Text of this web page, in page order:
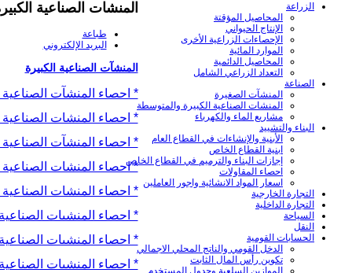
المنشات الصناعية
طباعة
البريد الإلكتروني
المنشآت الصناعية الكبيرة
* احصاء المنشآت الصناعية
* احصاء المنشات الصناعية
* احصاء المنشآت الصناعية
* احصاء المنشات الصناعية
* احصاء المنشات الصناعية
* احصاء المنشىات الصناعية
* احصاء المنشىات الصناعية
* احصاء المنشىات الصناعية
الزراعة
المحاصيل المؤقتة
الإنتاج الحيواني
الإحصاءات الزراعية الأخرى
الموارد المائية
المحاصيل الدائمية
التعداد الزراعي الشامل
الصناعة
المنشآت الصغيرة
المنشات الصناعية الكبيرة والمتوسطة
مشاريع الماء والكهرباء
البناء والتشييد
الأبنية والإنشاءات في القطاع العام
ابنية القطاع الخاص
إجازات البناء والترميم في القطاع الخاص
احصاء المقاولات
اسعار المواد الانشائية واجور العاملين
التجارة الخارجية
التجارة الداخلية
السياحة
النقل
الحسابات القومية
الدخل القومي والناتج المحلي الاجمالي
تكوين رأس المال الثابت